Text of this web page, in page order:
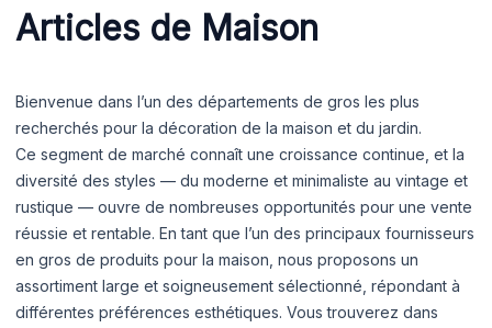
Articles de Maison
Bienvenue dans l’un des départements de gros les plus
recherchés pour la décoration de la maison et du jardin.
Ce segment de marché connaît une croissance continue, et la
diversité des styles — du moderne et minimaliste au vintage et
rustique — ouvre de nombreuses opportunités pour une vente
réussie et rentable. En tant que l’un des principaux fournisseurs
en gros de produits pour la maison, nous proposons un
assortiment large et soigneusement sélectionné, répondant à
différentes préférences esthétiques. Vous trouverez dans